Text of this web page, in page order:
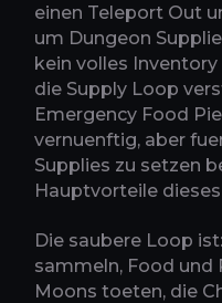
einen Teleport Out
um Dungeon
kein volles
die Supply Loop
Emergency Food
vernuenftig, aber
Supplies zu setzen
Hauptvorteile
Die saubere Loop
sammeln, Food und
Moons toeten, die